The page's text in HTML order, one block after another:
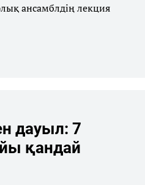
ансамблдің лекция
дауыл: 7
қандай